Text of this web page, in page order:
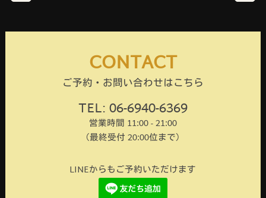
CONTACT
ご予約・お問い合わせはこちら
TEL: 06-6940-6369
営業時間 11:00 - 21:00
（最終受付 20:00位まで）
LINEからもご予約いただけます